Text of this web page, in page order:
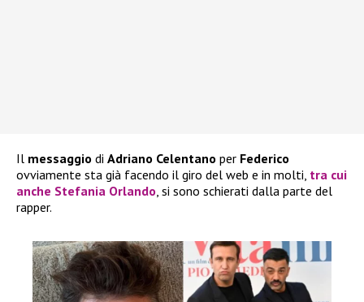
Il messaggio di Adriano Celentano per Federico
ovviamente sta già facendo il giro del web e in molti, tra cui
anche Stefania Orlando , si sono schierati dalla parte del
rapper.